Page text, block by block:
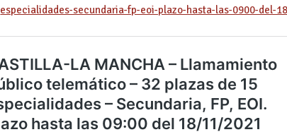
especialidades-secundaria-fp-eoi-plazo-hasta-las-0900-del-